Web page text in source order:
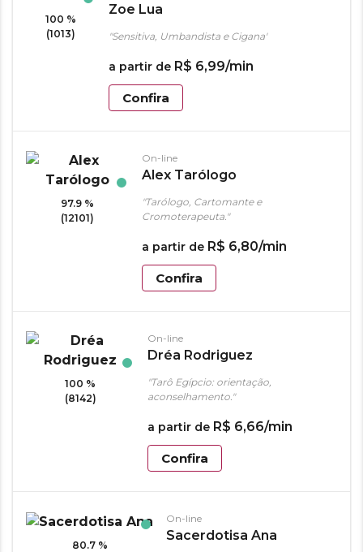
100 %
(1013)
Zoe Lua
"Sensitiva, Umbandista e Cigana"
a partir de R$ 6,99/min
Confira
97.9 %
(12101)
On-line
Alex Tarólogo
"Tarólogo, Cartomante e
Cromoterapeuta."
a partir de R$ 6,80/min
Confira
100 %
(8142)
On-line
Dréa Rodriguez
"Tarô Egípcio: orientação,
aconselhamento."
a partir de R$ 6,66/min
Confira
80.7 %
On-line
Sacerdotisa Ana